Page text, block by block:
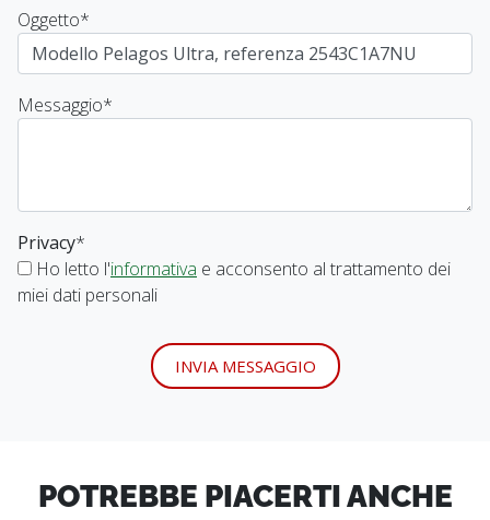
Oggetto*
Messaggio*
Privacy*
Ho letto l'informativa e acconsento al trattamento dei
miei dati personali
INVIA MESSAGGIO
POTREBBE PIACERTI ANCHE